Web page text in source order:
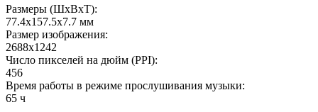
Размеры (ШxВxТ):
77.4x157.5x7.7 мм
Размер изображения:
2688x1242
Число пикселей на дюйм (PPI):
456
Время работы в режиме прослушивания музыки:
65 ч